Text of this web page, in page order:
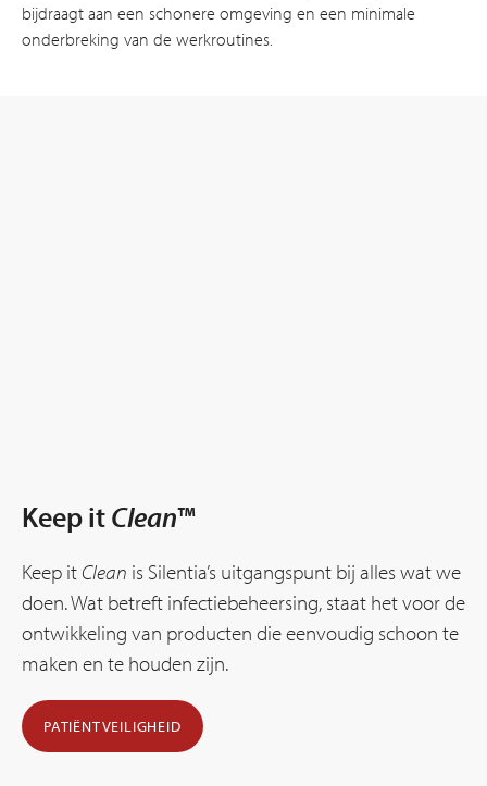
bijdraagt aan een schonere omgeving en een minimale
onderbreking van de werkroutines.
Keep itClean™
Keep it Clean is Silentia’s uitgangspunt bij alles wat we
doen. Wat betreft infectiebeheersing, staat het voor de
ontwikkeling van producten die eenvoudig schoon te
maken en te houden zijn.
PATIËNTVEILIGHEID